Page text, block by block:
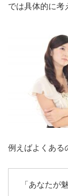
では具体的に考
例えばよくある
「あなたが